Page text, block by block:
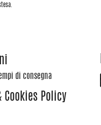
di consegna
Cookies Policy